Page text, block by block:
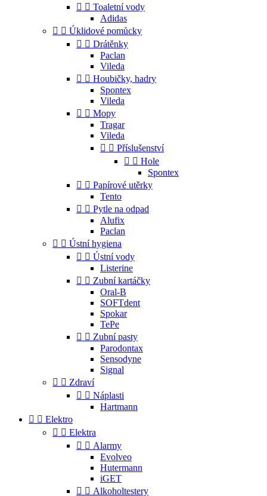
  Toaletní vody
Adidas
  Úklidové pomůcky
  Drátěnky
Paclan
Vileda
  Houbičky, hadry
Spontex
Vileda
  Mopy
Tragar
Vileda
  Příslušenství
  Hole
Spontex
  Papírové utěrky
Tento
  Pytle na odpad
Alufix
Paclan
  Ústní hygiena
  Ústní vody
Listerine
  Zubní kartáčky
Oral-B
SOFTdent
Spokar
TePe
  Zubní pasty
Parodontax
Sensodyne
Signal
  Zdraví
  Náplasti
Hartmann
  Elektro
  Elektra
  Alarmy
Evolveo
Hutermann
iGET
  Alkoholtestery